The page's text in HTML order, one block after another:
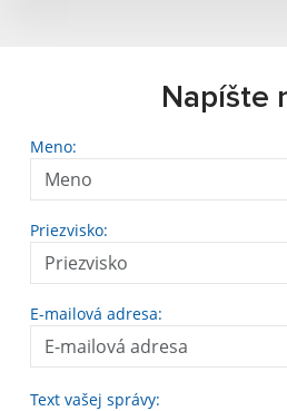
Napíšte
Meno:
Priezvisko:
E-mailová adresa:
Text vašej správy: